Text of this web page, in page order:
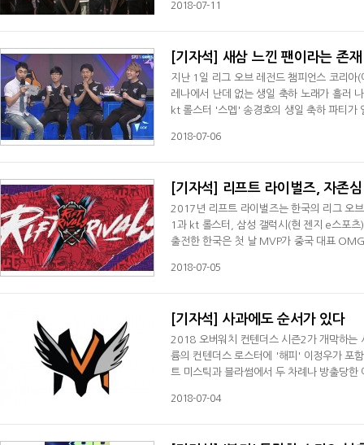
2018-07-11
[기자석] 새삼 느낀 팬이라는 존재
지난 1일 리그 오브 레전드 챔피언스 코리
레나에서 난데 없는 생일 축하 노래가 흘러
kt 롤스터 '스멥' 송경호의 생일 축하 파티가
2018-07-06
[기자석] 리프트 라이벌즈, 자존
2017년 리프트 라이벌즈는 한국의 리그 오
1과 kt 롤스터, 삼성 갤럭시(현 젠지 e스포츠)와 MVP 등 2017년 스프링에서 4위 안에 들었던 4개 팀들이 한
출전한 한국은 첫 날 MVP가 중국 대표
2018-07-05
[기자석] 사과에도 순서가 있다
2018 오버워치 컨텐더스 시즌2가 개막하는
륨의 컨텐더스 로스터에 '해피' 이정우가 포
트 미스틱과 블라썸에서 두 차례나 방출당
2018-07-04